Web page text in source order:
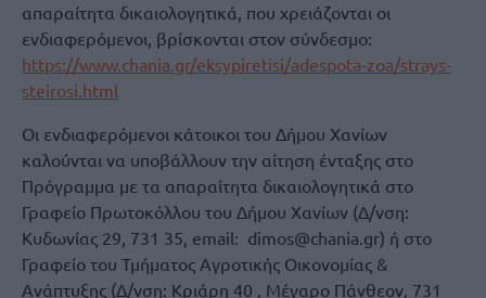
απαραίτητα δικαιολογητικά, που χρειάζονται οι
ενδιαφερόμενοι, βρίσκονται στον σύνδεσμο:
https://www.chania.gr/eksypiretisi/adespota-zoa/strays-
steirosi.html
Οι ενδιαφερόμενοι κάτοικοι του Δήμου Χανίων
καλούνται να υποβάλλουν την αίτηση ένταξης στο
Πρόγραμμα με τα απαραίτητα δικαιολογητικά στο
Γραφείο Πρωτοκόλλου του Δήμου Χανίων (Δ/νση:
Κυδωνίας 29, 731 35, email: dimos@chania.gr) ή στο
Γραφείο του Τμήματος Αγροτικής Οικονομίας &
Ανάπτυξης (Δ/νση: Κριάρη 40 , Μέγαρο Πάνθεον, 731